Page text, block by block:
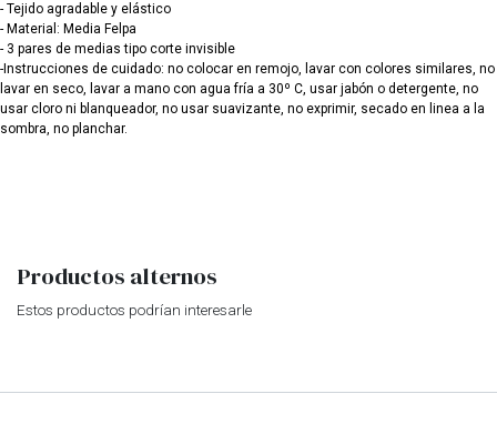
- Tejido agradable y elástico
- Material: Media Felpa
- 3 pares de medias tipo corte invisible
-Instrucciones de cuidado: no colocar en remojo, lavar con colores similares, no
lavar en seco, lavar a mano con agua fría a 30º C, usar jabón o detergente, no
usar cloro ni blanqueador, no usar suavizante, no exprimir, secado en linea a la
sombra, no planchar.
Productos alternos
Estos productos podrían interesarle